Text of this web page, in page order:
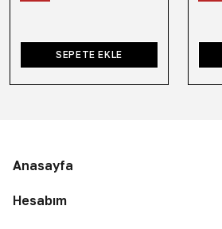
SEPETE EKLE
Anasayfa
Hesabım